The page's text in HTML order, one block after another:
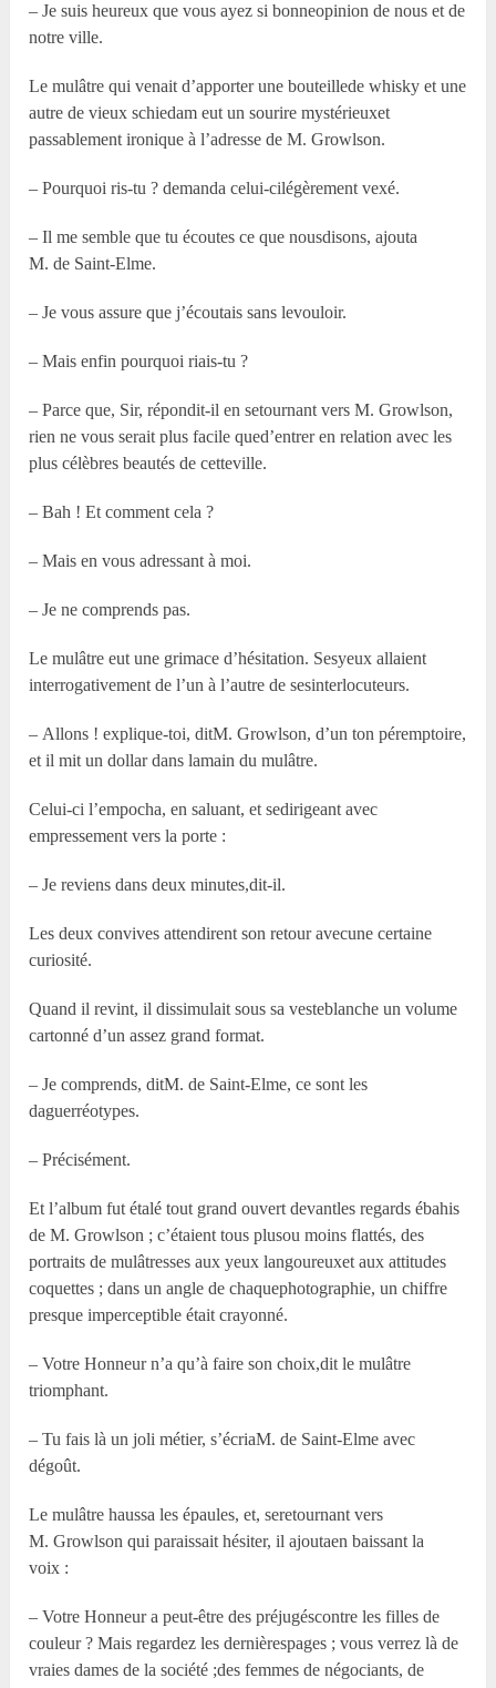
– Je suis heureux que vous ayez si bonneopinion de nous et de
notre ville.
Le mulâtre qui venait d’apporter une bouteillede whisky et une
autre de vieux schiedam eut un sourire mystérieuxet
passablement ironique à l’adresse de M. Growlson.
– Pourquoi ris-tu ? demanda celui-cilégèrement vexé.
– Il me semble que tu écoutes ce que nousdisons, ajouta
M. de Saint-Elme.
– Je vous assure que j’écoutais sans levouloir.
– Mais enfin pourquoi riais-tu ?
– Parce que, Sir, répondit-il en setournant vers M. Growlson,
rien ne vous serait plus facile qued’entrer en relation avec les
plus célèbres beautés de cetteville.
– Bah ! Et comment cela ?
– Mais en vous adressant à moi.
– Je ne comprends pas.
Le mulâtre eut une grimace d’hésitation. Sesyeux allaient
interrogativement de l’un à l’autre de sesinterlocuteurs.
– Allons ! explique-toi, ditM. Growlson, d’un ton péremptoire,
et il mit un dollar dans lamain du mulâtre.
Celui-ci l’empocha, en saluant, et sedirigeant avec
empressement vers la porte :
– Je reviens dans deux minutes,dit-il.
Les deux convives attendirent son retour avecune certaine
curiosité.
Quand il revint, il dissimulait sous sa vesteblanche un volume
cartonné d’un assez grand format.
– Je comprends, ditM. de Saint-Elme, ce sont les
daguerréotypes.
– Précisément.
Et l’album fut étalé tout grand ouvert devantles regards ébahis
de M. Growlson ; c’étaient tous plusou moins flattés, des
portraits de mulâtresses aux yeux langoureuxet aux attitudes
coquettes ; dans un angle de chaquephotographie, un chiffre
presque imperceptible était crayonné.
– Votre Honneur n’a qu’à faire son choix,dit le mulâtre
triomphant.
– Tu fais là un joli métier, s’écriaM. de Saint-Elme avec
dégoût.
Le mulâtre haussa les épaules, et, seretournant vers
M. Growlson qui paraissait hésiter, il ajoutaen baissant la
voix :
– Votre Honneur a peut-être des préjugéscontre les filles de
couleur ? Mais regardez les dernièrespages ; vous verrez là de
vraies dames de la société ;des femmes de négociants, de